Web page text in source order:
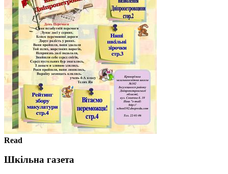
Read
Шкільна газета